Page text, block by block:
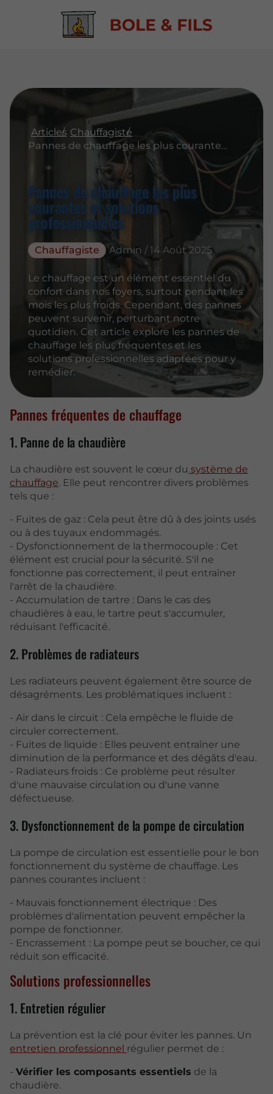
Articles Chauffagiste
Pannes de chauffage les plus courantes et solutions professionnelles
Pannes de chauffage les plus
courantes et solutions
professionnelles
Chauffagiste Admin / 14 Août 2025
Le chauffage est un élément essentiel du
confort dans nos foyers, surtout pendant les
mois les plus froids. Cependant, des pannes
peuvent survenir, perturbant notre
quotidien. Cet article explore les pannes de
chauffage les plus fréquentes et les
solutions professionnelles adaptées pour y
remédier.
Pannes fréquentes de chauffage
1. Panne de la chaudière
La chaudière est souvent le cœur du système de
chauffage. Elle peut rencontrer divers problèmes
tels que :
- Fuites de gaz : Cela peut être dû à des joints usés
ou à des tuyaux endommagés.
- Dysfonctionnement de la thermocouple : Cet
élément est crucial pour la sécurité. S'il ne
fonctionne pas correctement, il peut entraîner
l'arrêt de la chaudière.
- Accumulation de tartre : Dans le cas des
chaudières à eau, le tartre peut s'accumuler,
réduisant l'efficacité.
2. Problèmes de radiateurs
Les radiateurs peuvent également être source de
désagréments. Les problématiques incluent :
- Air dans le circuit : Cela empêche le fluide de
circuler correctement.
- Fuites de liquide : Elles peuvent entraîner une
diminution de la performance et des dégâts d'eau.
- Radiateurs froids : Ce problème peut résulter
d'une mauvaise circulation ou d'une vanne
défectueuse.
3. Dysfonctionnement de la pompe de circulation
La pompe de circulation est essentielle pour le bon
fonctionnement du système de chauffage. Les
pannes courantes incluent :
- Mauvais fonctionnement électrique : Des
problèmes d'alimentation peuvent empêcher la
pompe de fonctionner.
- Encrassement : La pompe peut se boucher, ce qui
réduit son efficacité.
Solutions professionnelles
1. Entretien régulier
La prévention est la clé pour éviter les pannes. Un
entretien professionnel régulier permet de :
- Vérifier les composants essentiels de la
chaudière.